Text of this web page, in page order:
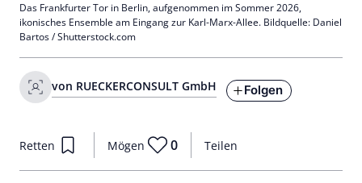
von RUECKERCONSULT GmbH Folgen
Teilen
Retten Mögen 0
Das Frankfurter Tor in Berlin, aufgenommen im Sommer 2026,
ikonisches Ensemble am Eingang zur Karl-Marx-Allee. Bildquelle: Daniel
Bartos / Shutterstock.com